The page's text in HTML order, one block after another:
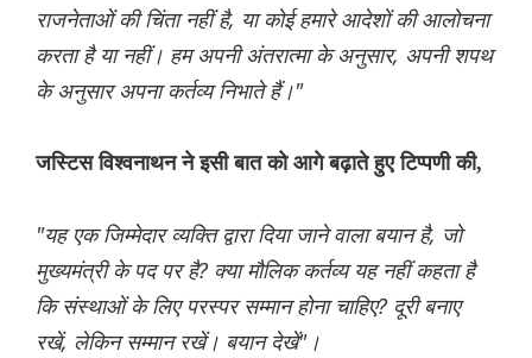
राजनेताओं की चिंता नहीं है, या कोई हमारे आदेशों की आलोचना
करता है या नहीं। हम अपनी अंतरात्मा के अनुसार, अपनी शपथ
के अनुसार अपना कर्तव्य निभाते हैं।"
जस्टिस विश्वनाथन ने इसी बात को आगे बढ़ाते हुए टिप्पणी की,
"यह एक जिम्मेदार व्यक्ति द्वारा दिया जाने वाला बयान है, जो
मुख्यमंत्री के पद पर है? क्या मौलिक कर्तव्य यह नहीं कहता है
कि संस्थाओं के लिए परस्पर सम्मान होना चाहिए? दूरी बनाए
रखें, लेकिन सम्मान रखें। बयान देखें"।